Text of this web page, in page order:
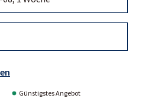
Günstigstes Angebot